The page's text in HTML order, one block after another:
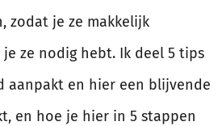
zodat je ze makkelijk
ze nodig hebt. Ik deel 5 tips
aanpakt en hier een blijvende
en hoe je hier in 5 stappen